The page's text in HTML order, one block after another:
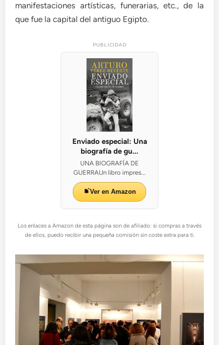
manifestaciones artísticas, funerarias, etc., de la
que fue la capital del antiguo Egipto.
PUBLICIDAD
Enviado especial: Una
biografía de gu...
UNA BIOGRAFÍA DE
GUERRAUn libro impres...
Ver en Amazon
Los enlaces a Amazon de esta página son de afiliado: si compras a través
de ellos, puedo recibir una pequeña comisión sin coste extra para ti.